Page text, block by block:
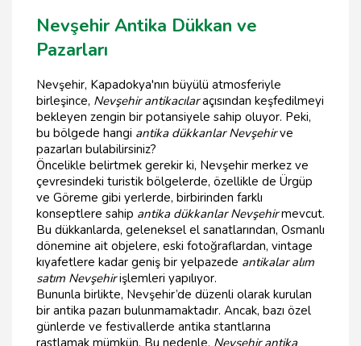
Nevşehir Antika Dükkan ve
Pazarları
Nevşehir, Kapadokya'nın büyülü atmosferiyle
birleşince, Nevşehir antikacılaraçısından keşfedilmeyi
bekleyen zengin bir potansiyele sahip oluyor. Peki,
bu bölgede hangi antika dükkanlar Nevşehirve
pazarları bulabilirsiniz?
Öncelikle belirtmek gerekir ki, Nevşehir merkez ve
çevresindeki turistik bölgelerde, özellikle de Ürgüp
ve Göreme gibi yerlerde, birbirinden farklı
konseptlere sahip antika dükkanlar Nevşehirmevcut.
Bu dükkanlarda, geleneksel el sanatlarından, Osmanlı
dönemine ait objelere, eski fotoğraflardan, vintage
kıyafetlere kadar geniş bir yelpazede antikalar alım
satım Nevşehirişlemleri yapılıyor.
Bununla birlikte, Nevşehir’de düzenli olarak kurulan
bir antika pazarı bulunmamaktadır. Ancak, bazı özel
günlerde ve festivallerde antika stantlarına